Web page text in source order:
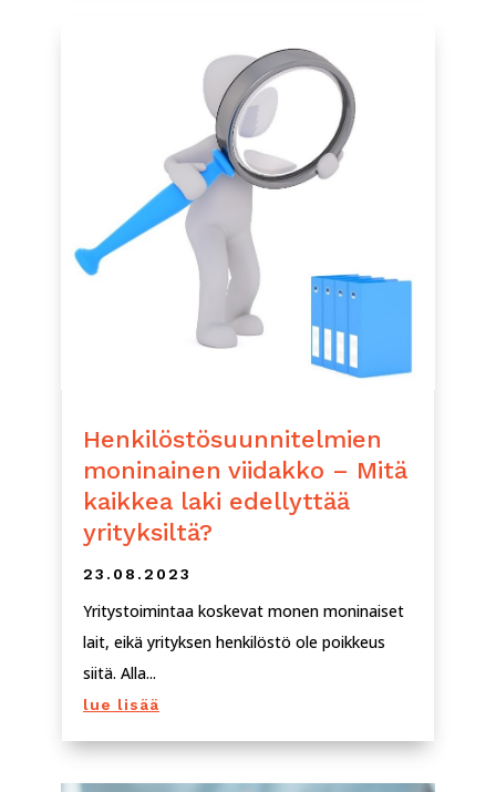
Henkilöstösuunnitelmien
moninainen viidakko – Mitä
kaikkea laki edellyttää
yrityksiltä?
23.08.2023
Yritystoimintaa koskevat monen moninaiset
lait, eikä yrityksen henkilöstö ole poikkeus
siitä. Alla...
lue lisää